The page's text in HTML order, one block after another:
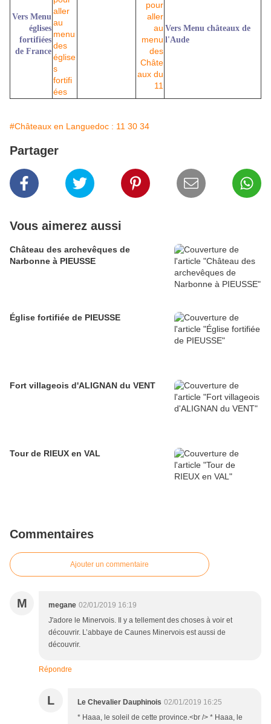
Vers Menu
églises
fortifiées
de France
Vers Menu châteaux de
l'Aude
#Châteaux en Languedoc : 11 30 34
Partager
Vous aimerez aussi
Château des archevêques de
Narbonne à PIEUSSE
Église fortifiée de PIEUSSE
Fort villageois d'ALIGNAN du VENT
Tour de RIEUX en VAL
Commentaires
Ajouter un commentaire
M megane 02/01/2019 16:19
J'adore le Minervois. Il y a tellement des choses à voir et
découvrir. L’abbaye de Caunes Minervois est aussi de
découvrir.
Répondre
L Le Chevalier Dauphinois 02/01/2019 16:25
* Haaa, le soleil de cette province.<br /> * Haaa, le